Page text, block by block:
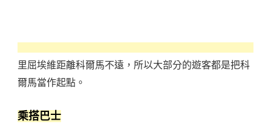
里屈埃維距離科爾馬不遠，所以大部分的遊客都是把科
爾馬當作起點。
乘搭巴士